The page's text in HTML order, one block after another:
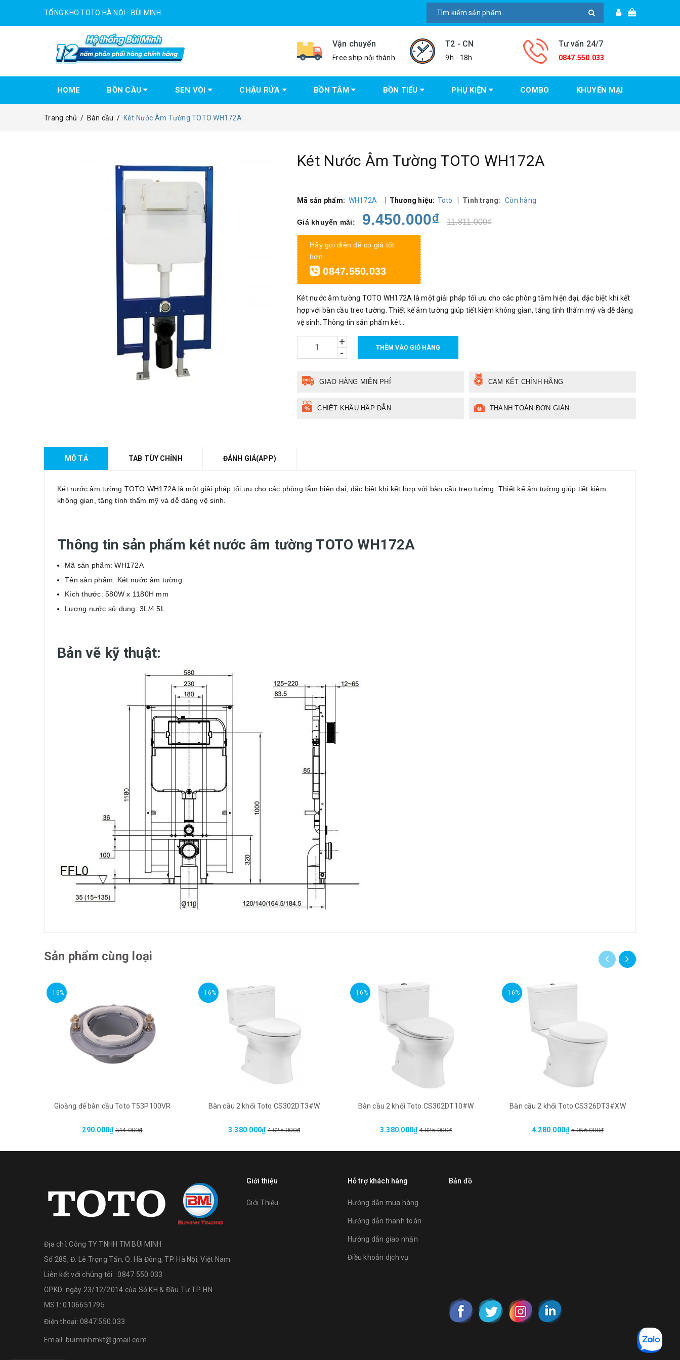
TỔNG KHO TOTO HÀ NỘI - BÙI MINH
Vận chuyển
Free ship nội thành
T2 - CN
9h - 18h
Tư vấn 24/7
0847.550.033
HOME BỒN CẦU SEN VÒI CHẬU RỬA BỒN TẮM BỒN TIỂU PHỤ KIỆN COMBO KHUYẾN MẠI
Trang chủ / Bàn cầu / Két Nước Âm Tường TOTO WH172A
Két Nước Âm Tường TOTO WH172A
Mã sản phẩm: WH172A Thương hiệu: Toto Tình trạng: Còn hàng
Giá khuyến mãi: 9.450.000₫ 11.811.000₫
Hãy gọi điện để có giá tốt
hơn
0847.550.033
Két nước âm tường TOTO WH172A là một giải pháp tối ưu cho các phòng tắm hiện đại, đặc biệt khi kết
hợp với bàn cầu treo tường. Thiết kế âm tường giúp tiết kiệm không gian, tăng tính thẩm mỹ và dễ dàng
vệ sinh. Thông tin sản phẩm két...
+
-
THÊM VÀO GIỎ HÀNG
GIAO HÀNG MIỄN PHÍ CAM KẾT CHÍNH HÃNG
CHIẾT KHẤU HẤP DẪN THANH TOÁN ĐƠN GIẢN
MÔ TẢ TAB TÙY CHỈNH ĐÁNH GIÁ(APP)
Két nước âm tường TOTO WH172A là một giải pháp tối ưu cho các phòng tắm hiện đại, đặc biệt khi kết hợp với bàn cầu treo tường. Thiết kế âm tường giúp tiết kiệm
không gian, tăng tính thẩm mỹ và dễ dàng vệ sinh.
Thông tin sản phẩm két nước âm tường TOTO WH172A
Mã sản phẩm: WH172A
Tên sản phẩm: Két nước âm tường
Kích thước: 580W x 1180H mm
Lượng nước sử dụng: 3L/4.5L
Bản vẽ kỹ thuật:
Sản phẩm cùng loại
- 16%
Gioăng đế bàn cầu Toto T53P100VR
290.000₫ 344.000₫
- 16%
Bàn cầu 2 khối Toto CS302DT3#W
3.380.000₫ 4.025.000₫
- 16%
Bàn cầu 2 khối Toto CS302DT10#W
3.380.000₫ 4.025.000₫
- 16%
Bàn cầu 2 khối Toto CS326DT3#XW
4.280.000₫ 5.086.000₫
Địa chỉ:Công TY TNHH TM BÙI MINH
Số 285, Đ. Lê Trọng Tấn, Q. Hà Đông, TP. Hà Nội, Việt Nam
Liên kết với chúng tôi : 0847.550.033
GPKD: ngày 23/12/2014 của Sở KH & Đầu Tư TP. HN
MST: 0106651795
Điện thoại: 0847.550.033
Email: buiminhmkt@gmail.com
Giới thiệu
Giới Thiệu
Hỗ trợ khách hàng
Hướng dẫn mua hàng
Hướng dẫn thanh toán
Hướng dẫn giao nhận
Điều khoản dịch vụ
Bản đồ